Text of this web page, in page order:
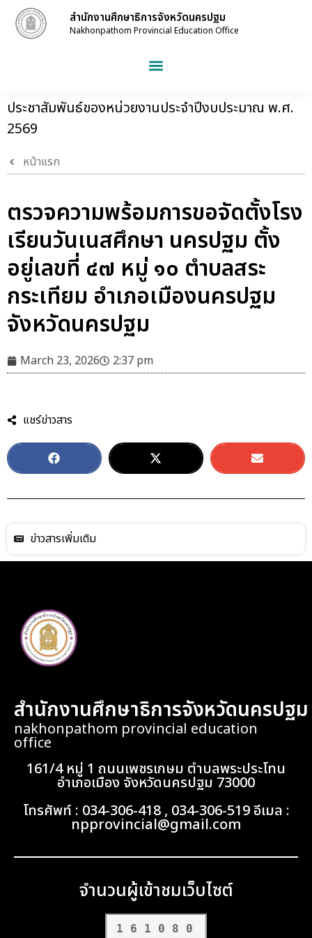
สำนักงานศึกษาธิการจังหวัดนครปฐม
Nakhonpathom Provincial Education Office
ประชาสัมพันธ์ของหน่วยงานประจำปีงบประมาณ พ.ศ.
2569
หน้าแรก
ตรวจความพร้อมการขอจัดตั้งโรง
เรียนวันเนสศึกษา นครปฐม ตั้ง
อยู่เลขที่ ๔๗ หมู่ ๑๐ ตำบลสระ
กระเทียม อำเภอเมืองนครปฐม
จังหวัดนครปฐม
March 23, 2026 2:37 pm
แชร์ข่าวสาร
ข่าวสารเพิ่มเติม
สำนักงานศึกษาธิการจังหวัดนครปฐม
nakhonpathom provincial education
office
161/4 หมู่ 1 ถนนเพชรเกษม ตำบลพระประโทน
อำเภอเมือง จังหวัดนครปฐม 73000
โทรศัพท์ : 034-306-418 , 034-306-519 อีเมล :
npprovincial@gmail.com
จำนวนผู้เข้าชมเว็บไซต์
161080